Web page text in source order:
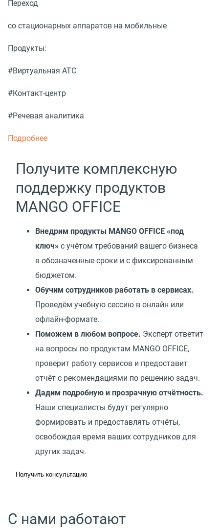
Переход
со стационарных аппаратов на мобильные
Продукты:
#Виртуальная АТС
#Контакт-центр
#Речевая аналитика
Подробнее
Получите комплексную
поддержку продуктов
MANGO OFFICE
Внедрим продукты MANGO OFFICE «под
ключ» с учётом требований вашего бизнеса
в обозначенные сроки и с фиксированным
бюджетом.
Обучим сотрудников работать в сервисах.
Проведём учебную сессию в онлайн или
офлайн-формате.
Поможем в любом вопросе. Эксперт ответит
на вопросы по продуктам MANGO OFFICE,
проверит работу сервисов и предоставит
отчёт с рекомендациями по решению задач.
Дадим подробную и прозрачную отчётность.
Наши специалисты будут регулярно
формировать и предоставлять отчёты,
освобождая время ваших сотрудников для
других задач.
Получить консультацию
С нами работают